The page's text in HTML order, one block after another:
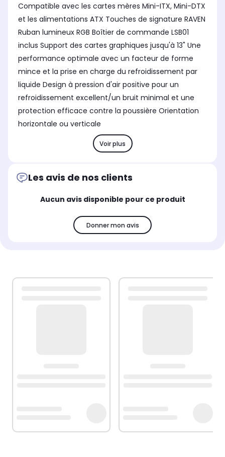
Compatible avec les cartes mères Mini-ITX, Mini-DTX
et les alimentations ATX Touches de signature RAVEN
Ruban lumineux RGB Boîtier de commande LSB01
inclus Support des cartes graphiques jusqu'à 13" Une
performance optimale avec un facteur de forme
mince et la prise en charge du refroidissement par
liquide Design à pression d'air positive pour un
refroidissement excellent/un bruit minimal et une
protection efficace contre la poussière Orientation
horizontale ou verticale
Voir plus
Les avis de nos clients
Aucun avis disponible pour ce produit
Donner mon avis